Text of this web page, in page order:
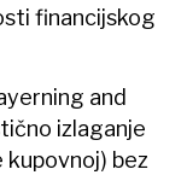
financijskog
and
izlaganje
kupovnoj) bez